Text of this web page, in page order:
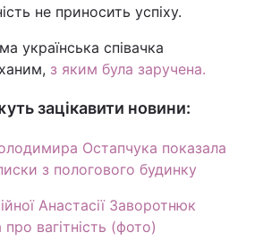
не приносить успіху.
українська співачка
з яким була заручена.
зацікавити новини:
Остапчука показала
з пологового будинку
Анастасії Заворотнюк
вагітність (фото)